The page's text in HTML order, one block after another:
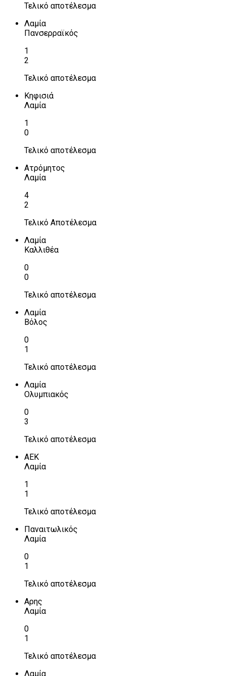
Τελικό αποτέλεσμα
Λαμία
Πανσερραϊκός
1
2
Τελικό αποτέλεσμα
Κηφισιά
Λαμία
1
0
Τελικό αποτέλεσμα
Ατρόμητος
Λαμία
4
2
Τελικό Αποτέλεσμα
Λαμία
Καλλιθέα
0
0
Τελικό αποτέλεσμα
Λαμία
Βόλος
0
1
Τελικό αποτέλεσμα
Λαμία
Ολυμπιακός
0
3
Τελικό αποτέλεσμα
ΑΕΚ
Λαμία
1
1
Τελικό αποτέλεσμα
Παναιτωλικός
Λαμία
0
1
Τελικό αποτέλεσμα
Αρης
Λαμία
0
1
Τελικό αποτέλεσμα
Λαμία